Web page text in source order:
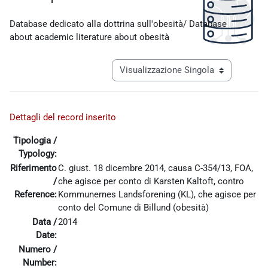
Database dedicato alla dottrina sull'obesità/ Database
about academic literature about obesità
Navigazione terziaria modalità
Dettagli del record inserito
Tipologia /
Typology:
Riferimento
/
Reference:
C. giust. 18 dicembre 2014, causa C-354/13, FOA,
che agisce per conto di Karsten Kaltoft, contro
Kommunernes Landsforening (KL), che agisce per
conto del Comune di Billund (obesità)
Data /
Date:
2014
Numero /
Number: